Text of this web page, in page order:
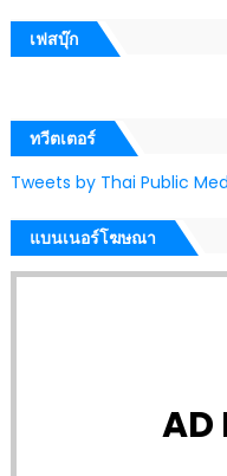
เฟสบุ๊ก
ทวีตเตอร์
Tweets by Thai Public
แบนเนอร์โฆษณา
AD